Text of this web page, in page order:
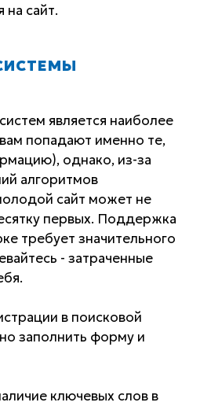
на сайт.
является наиболее
попадают именно те,
однако, из-за
алгоритмов
сайт может не
первых. Поддержка
требует значительного
- затраченные
в поисковой
заполнить форму и
ключевых слов в